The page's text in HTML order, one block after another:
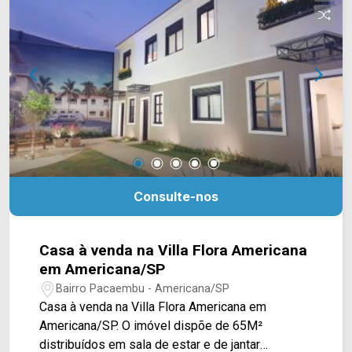
farmácias, pets e adegas. Este imóvel poderá ser
adaptado ou reformado mediante acordo com
proprietário. Entre em contato com a equipe da
Arbix Imóveis e agende a sua visita!! WhatsApp
e Telefone: (19) 3475-4546 ARBIX IMÓVEIS -
Presente em cada mudança
Consulte-nos
Casa à venda na Villa Flora Americana
em Americana/SP
Bairro Pacaembu - Americana/SP
Casa à venda na Villa Flora Americana em
Americana/SP. O imóvel dispõe de 65M²
distribuídos em sala de estar e de jantar